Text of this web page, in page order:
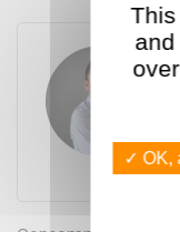
✓ OK,